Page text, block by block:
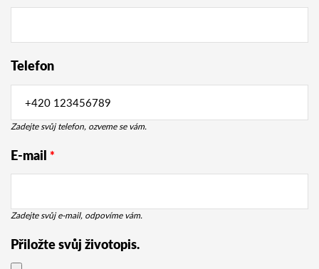
Telefon
Zadejte svůj telefon, ozveme se vám.
E-mail *
Zadejte svůj e-mail, odpovíme vám.
Přiložte svůj životopis.